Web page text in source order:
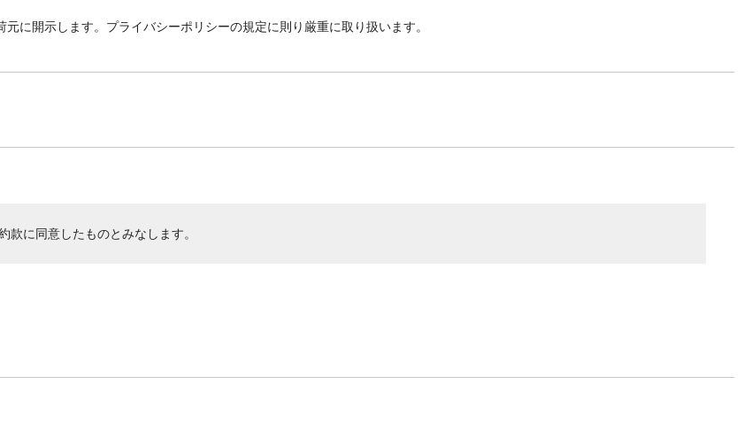
に開示します。プライバシーポリシーの規定に則り厳重に取り扱います。
款に同意したものとみなします。